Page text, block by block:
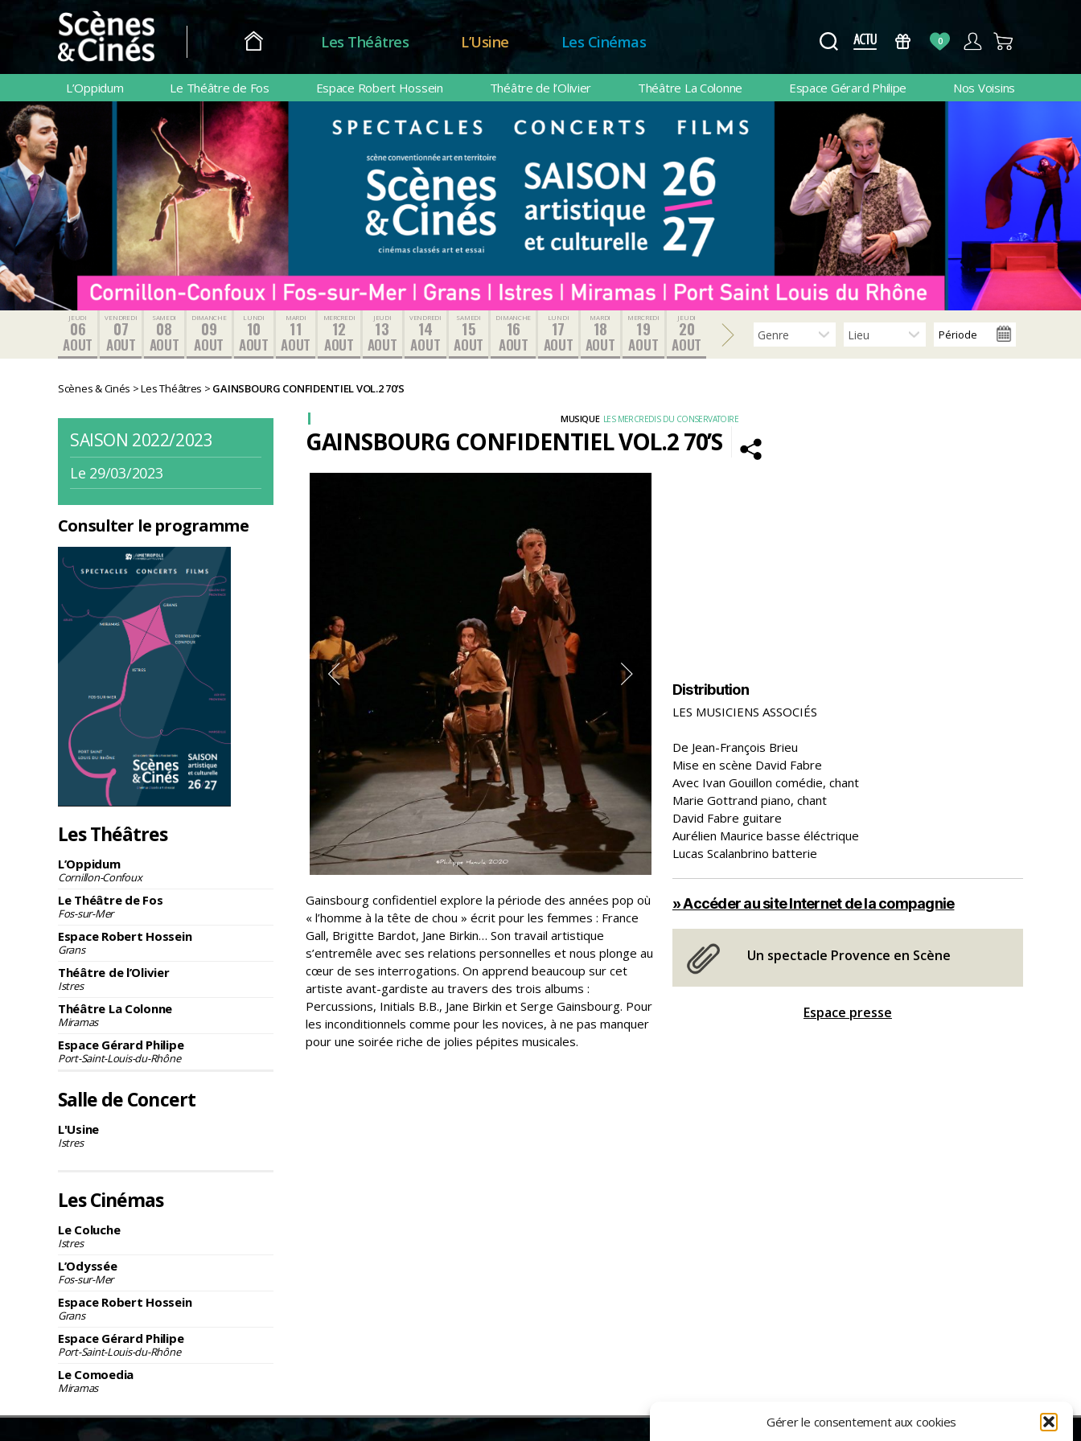
Gérer le consentement aux cookies
Scènes
&
Cinés
Les Théâtres L’Usine Les Cinémas 0
L’Oppidum Le Théâtre de Fos Espace Robert Hossein Théâtre de l’Olivier Théâtre La Colonne Espace Gérard Philipe Nos Voisins
JEUDI
06
AOUT
VENDREDI
07
AOUT
SAMEDI
08
AOUT
DIMANCHE
09
AOUT
LUNDI
10
AOUT
MARDI
11
AOUT
MERCREDI
12
AOUT
JEUDI
13
AOUT
VENDREDI
14
AOUT
SAMEDI
15
AOUT
DIMANCHE
16
AOUT
LUNDI
17
AOUT
MARDI
18
AOUT
MERCREDI
19
AOUT
JEUDI
20
AOUT
Scènes & Cinés >Les Théâtres > GAINSBOURG CONFIDENTIEL VOL.2 70’S
SAISON 2022/2023
Le 29/03/2023
Consulter le programme
Les Théâtres
L’Oppidum
Cornillon-Confoux
Le Théâtre de Fos
Fos-sur-Mer
Espace Robert Hossein
Grans
Théâtre de l’Olivier
Istres
Théâtre La Colonne
Miramas
Espace Gérard Philipe
Port-Saint-Louis-du-Rhône
Salle de Concert
L'Usine
Istres
Les Cinémas
Le Coluche
Istres
L’Odyssée
Fos-sur-Mer
Espace Robert Hossein
Grans
Espace Gérard Philipe
Port-Saint-Louis-du-Rhône
Le Comoedia
Miramas
GAINSBOURG CONFIDENTIEL VOL.2 70’S
MUSIQUE LES MERCREDIS DU CONSERVATOIRE
Gainsbourg confidentiel explore la période des années pop où
« l’homme à la tête de chou » écrit pour les femmes : France
Gall, Brigitte Bardot, Jane Birkin… Son travail artistique
s’entremêle avec ses relations personnelles et nous plonge au
cœur de ses interrogations. On apprend beaucoup sur cet
artiste avant-gardiste au travers des trois albums :
Percussions, Initials B.B., Jane Birkin et Serge Gainsbourg. Pour
les inconditionnels comme pour les novices, à ne pas manquer
pour une soirée riche de jolies pépites musicales.
Distribution
LES MUSICIENS ASSOCIÉS
De Jean-François Brieu
Mise en scène David Fabre
Avec Ivan Gouillon comédie, chant
Marie Gottrand piano, chant
David Fabre guitare
Aurélien Maurice basse éléctrique
Lucas Scalanbrino batterie
» Accéder au site Internet de la compagnie
Un spectacle Provence en Scène
Espace presse